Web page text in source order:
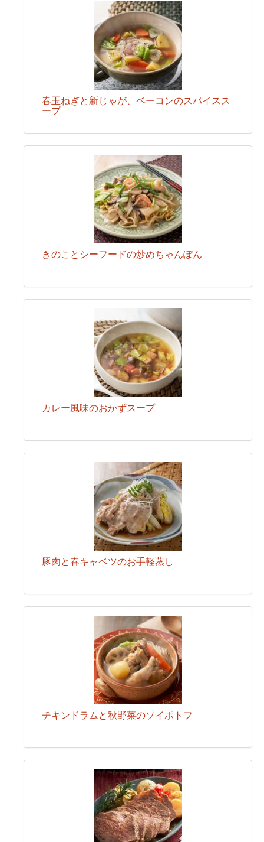
春玉ねぎと新じゃが、ベーコンのスパイスス
ープ
きのことシーフードの炒めちゃんぽん
カレー風味のおかずスープ
豚肉と春キャベツのお手軽蒸し
チキンドラムと秋野菜のソイポトフ